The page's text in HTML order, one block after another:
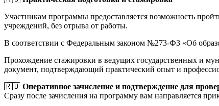
Участникам программы предоставляется возможность
учреждений, без отрыва от работы.
В соответствии с Федеральным законом №273-ФЗ «Об
Прохождение стажировки в ведущих государственных и
документ, подтверждающий практический опыт и
🇷🇺 Оперативное зачисление и подтверждение для
Сразу после зачисления на программу вам направляется